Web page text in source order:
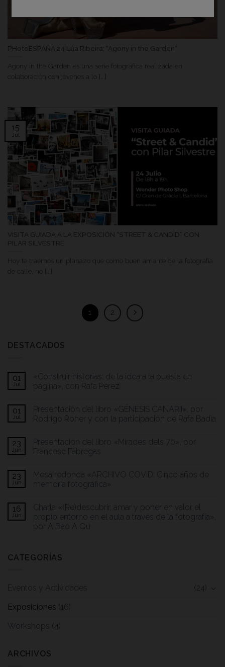
PHotoESPAÑA 24 Lúa Ribeira: “Agony in the Garden”
Agony in the Garden es una serie fotográfica realizada en
colaboración con jóvenes a lo [...]
VISITA GUIADA A LA EXPOSICIÓN “STREET & CANDID” CON
PILAR SILVESTRE
Hoy te traemos un planazo que como buen amante de la fotografía
de calle, no [...]
15
Jul
1 2
DESTACADOS
01
Jul
«Construir historias: de la idea a la puesta en
página», con Rafa Pérez
01
Jul
Presentación del libro «GÉNESIS CANARII», por
Rodrigo Roher y con la participación de Rafa Badia
23
Jun
Presentación del libro «Mirades dels 70», por
Francesc Fàbregas
23
Jun
Mesa redonda «ARCHIVO COVID: Cinco años de
memoria fotográfica»
16
Jun
Charla «(Re)descubrir, amar y poner en valor el
propio entorno en el aula a través de la fotografía»,
por A Bao A Qu
CATEGORÍAS
Eventos y Actividades
(24)
Exposiciones (16)
Workshops (4)
ARCHIVOS